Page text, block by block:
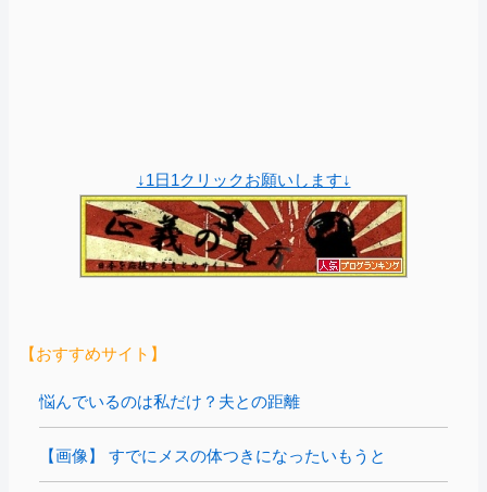
↓1日1クリックお願いします↓
【おすすめサイト】
悩んでいるのは私だけ？夫との距離
【画像】 すでにメスの体つきになったいもうと